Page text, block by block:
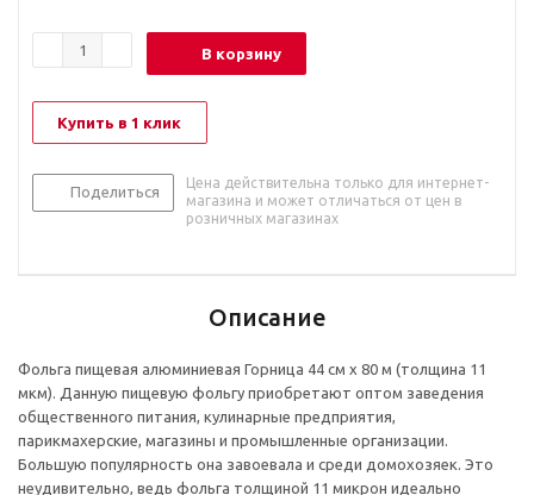
В корзину
Купить в 1 клик
Поделиться
Цена действительна только для интернет-
магазина и может отличаться от цен в
розничных магазинах
Описание
Фольга пищевая алюминиевая Горница 44 см х 80 м (толщина 11
мкм). Данную пищевую фольгу приобретают оптом заведения
общественного питания, кулинарные предприятия,
парикмахерские, магазины и промышленные организации.
Большую популярность она завоевала и среди домохозяек. Это
неудивительно, ведь фольга толщиной 11 микрон идеально